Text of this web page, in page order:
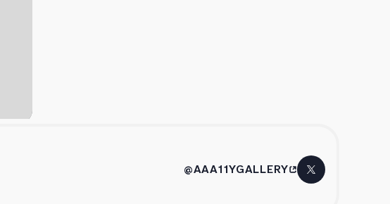
@AAA11YGALLERY